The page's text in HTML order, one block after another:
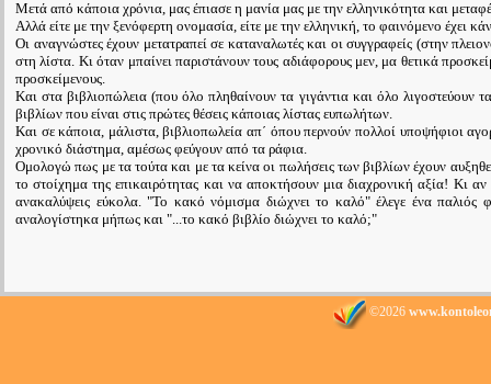
Μετά από κάποια χρόνια, μας έπιασε η μανία μας με την ελληνικότητα και
Αλλά είτε με την ξενόφερτη ονομασία, είτε με την ελληνική, το φαινόμενο έχει
Οι αναγνώστες έχουν μετατραπεί σε καταναλωτές και οι συγγραφείς (στην
στη λίστα. Κι όταν μπαίνει παριστάνουν τους αδιάφορους μεν, μα θετικά
προσκείμενους.
Και στα βιβλιοπώλεια (που όλο πληθαίνουν τα γιγάντια και όλο λιγοστεύουν
βιβλίων που είναι στις πρώτες θέσεις κάποιας λίστας ευπωλήτων.
Και σε κάποια, μάλιστα, βιβλιοπωλεία απ΄ όπου περνούν πολλοί υποψήφιοι
χρονικό διάστημα, αμέσως φεύγουν από τα ράφια.
Ομολογώ πως με τα τούτα και με τα κείνα οι πωλήσεις των βιβλίων έχουν
το στοίχημα της επικαιρότητας και να αποκτήσουν μια διαχρονική αξία! Κι
ανακαλύψεις εύκολα. "Το κακό νόμισμα διώχνει το καλό" έλεγε ένα
αναλογίστηκα μήπως και "...το κακό βιβλίο διώχνει το καλό;"
©2026